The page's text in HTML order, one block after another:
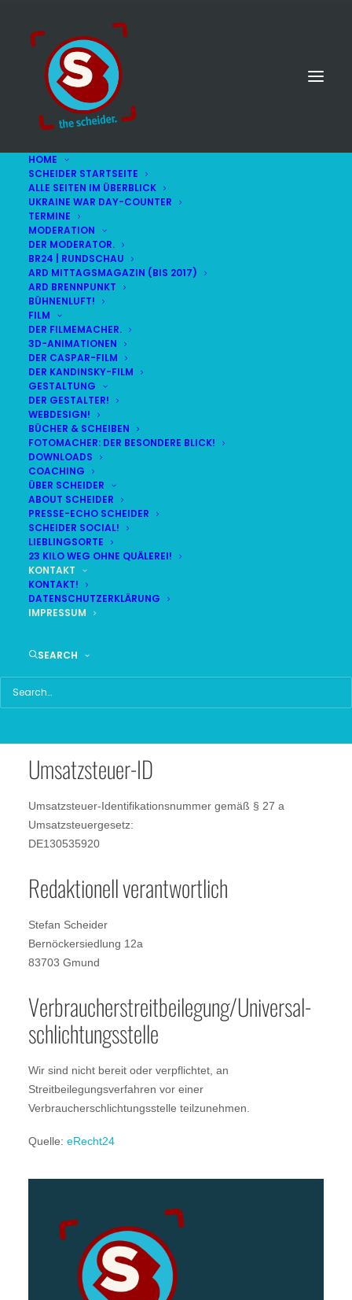
HOME
SCHEIDER STARTSEITE
ALLE SEITEN IM ÜBERBLICK
UKRAINE WAR DAY-COUNTER
TERMINE
MODERATION
DER MODERATOR.
BR24 | RUNDSCHAU
ARD MITTAGSMAGAZIN (BIS 2017)
ARD BRENNPUNKT
BÜHNENLUFT!
FILM
DER FILMEMACHER.
3D-ANIMATIONEN
DER CASPAR-FILM
DER KANDINSKY-FILM
GESTALTUNG
DER GESTALTER!
WEBDESIGN!
BÜCHER & SCHEIBEN
FOTOMACHER: DER BESONDERE BLICK!
DOWNLOADS
COACHING
ÜBER SCHEIDER
ABOUT SCHEIDER
PRESSE-ECHO SCHEIDER
SCHEIDER SOCIAL!
LIEBLINGSORTE
23 KILO WEG OHNE QUÄLEREI!
KONTAKT
KONTAKT!
DATENSCHUTZERKLÄRUNG
IMPRESSUM
SEARCH
IMPRESSUM
Impressum
Angaben gemäß § 5 TMG
Stefan Scheider
Journalist
Bernöckersiedlung 12a
83703 Gmund
Kontakt
Telefon: +49 (0) 802297026
Telefax: +49 (0) 802297028
Umsatzsteuer-ID
Umsatzsteuer-Identifikationsnummer gemäß § 27 a
Umsatzsteuergesetz:
DE130535920
Redaktionell verantwortlich
Stefan Scheider
Bernöckersiedlung 12a
83703 Gmund
Verbraucher­streit­beilegung/Universal­
schlichtungs­stelle
Wir sind nicht bereit oder verpflichtet, an
Streitbeilegungsverfahren vor einer
Verbraucherschlichtungsstelle teilzunehmen.
Quelle: eRecht24